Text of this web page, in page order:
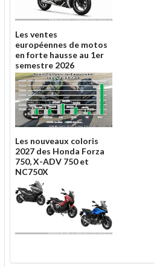
Les ventes
européennes de motos
en forte hausse au 1er
semestre 2026
Les nouveaux coloris
2027 des Honda Forza
750, X-ADV 750 et
NC750X